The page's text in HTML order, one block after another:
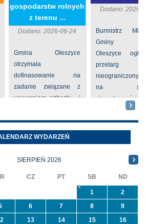
gospodarstw rolnych
z terenu ...
Dodano: 2026-06-24
Gmina Oleszyce
otrzymała
dofinasowanie na
zadanie związane z
usuwaniem azbestu i
azbest w ramach
programu
priorytetowego
NFOŚiGW pn.
Dodano: 2026-
Burmistrz
Gminy
Oleszyce
przetarg
nieograniczony
na
nieruchomości nr
Oleszycach
Orzeszkowej.
informacji ...
WYDARZEŃ
SIERPIEŃ 2026
CZ PT SB ND
1
2
6 7 8
9
13 14 15
16